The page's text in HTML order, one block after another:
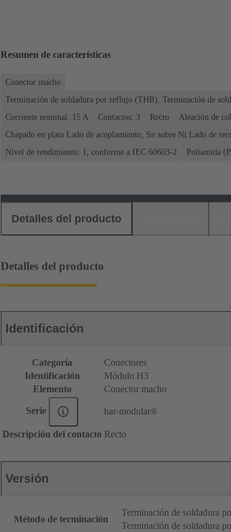
Resumen de características
Conector macho
Terminación de soldadura por reflujo (THR), Terminación de
Corriente nominal: ‌15 A
Contactos: 3 Recto
Aleación de
Chapado en plata Lado de acoplamiento, Sn sobre Ni Lado de
Nivel de rendimiento: 1, conforme a IEC 60603-2
Poliamida
Detalles del producto
Detalles del producto
Identificación
Categoría
Conectores
Identificación
Módulo H3
Elemento
Conector macho
Serie har-modular®
Descripción del contacto Recto
Versión
Método de terminación
Terminación de soldadura
Terminación de soldadura